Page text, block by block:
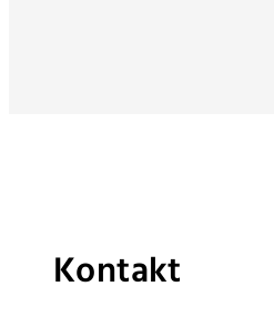
Kontakt